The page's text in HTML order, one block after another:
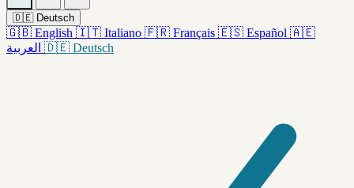
🇩🇪 Deutsch
🇬🇧 English 🇮🇹 Italiano 🇫🇷 Français 🇪🇸 Español 🇦🇪
العربية 🇩🇪 Deutsch